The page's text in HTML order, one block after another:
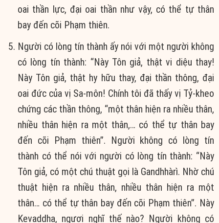
oai thần lực, đại oai thần như vậy, có thể tự thân
bay đến cõi Phạm thiên.
Người có lòng tín thành ấy nói với một người không
có lòng tín thành: “Này Tôn giả, thật vi diệu thay!
Này Tôn giả, thật hy hữu thay, đại thần thông, đại
oai đức của vị Sa-môn! Chính tôi đã thấy vị Tỷ-kheo
chứng các thần thông, “một thân hiện ra nhiều thân,
nhiều thân hiện ra một thân,… có thể tự thân bay
đến cõi Phạm thiên”. Người không có lòng tín
thành có thể nói với người có lòng tín thành: “Này
Tôn giả, có một chú thuật gọi là Gandhhàrì. Nhờ chú
thuật hiện ra nhiều thân, nhiều thân hiện ra một
thân… có thể tự thân bay đến cõi Phạm thiên”. Này
Kevaddha, ngươi nghĩ thế nào? Người không có